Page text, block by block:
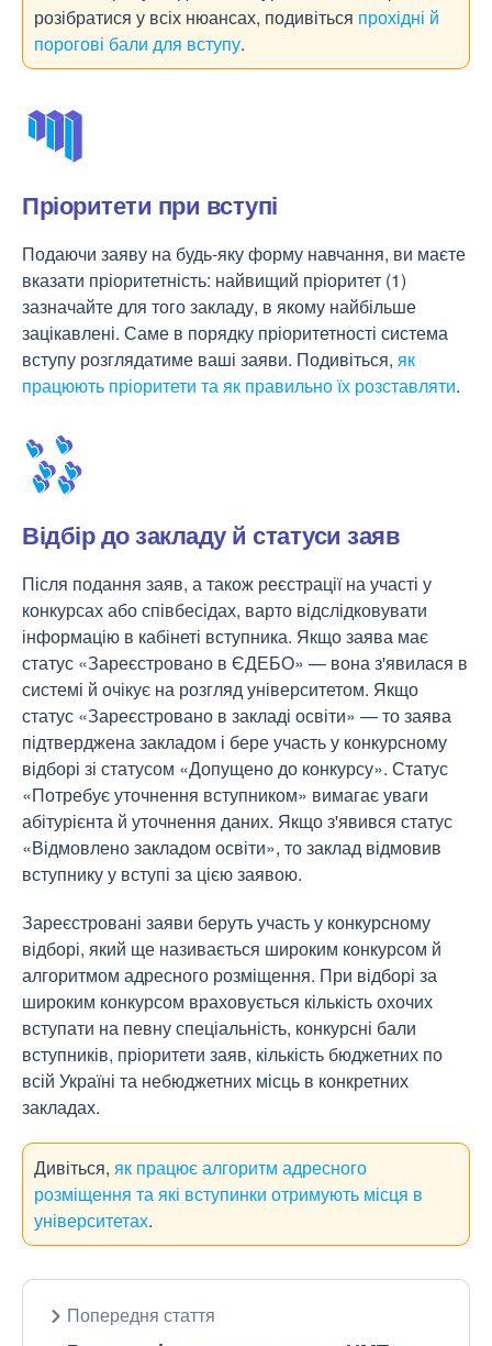
розібратися у всіх нюансах, подивіться прохідні й
порогові бали для вступу.
Пріоритети при вступі
Подаючи заяву на будь-яку форму навчання, ви маєте
вказати пріоритетність: найвищий пріоритет (1)
зазначайте для того закладу, в якому найбільше
зацікавлені. Саме в порядку пріоритетності система
вступу розглядатиме ваші заяви. Подивіться, як
працюють пріоритети та як правильно їх розставляти.
Відбір до закладу й статуси заяв
Після подання заяв, а також реєстрації на участі у
конкурсах або співбесідах, варто відслідковувати
інформацію в кабінеті вступника. Якщо заява має
статус «Зареєстровано в ЄДЕБО» — вона з'явилася в
системі й очікує на розгляд університетом. Якщо
статус «Зареєстровано в закладі освіти» — то заява
підтверджена закладом і бере участь у конкурсному
відборі зі статусом «Допущено до конкурсу». Статус
«Потребує уточнення вступником» вимагає уваги
абітурієнта й уточнення даних. Якщо з'явився статус
«Відмовлено закладом освіти», то заклад відмовив
вступнику у вступі за цією заявою.
Зареєстровані заяви беруть участь у конкурсному
відборі, який ще називається широким конкурсом й
алгоритмом адресного розміщення. При відборі за
широким конкурсом враховується кількість охочих
вступати на певну спеціальність, конкурсні бали
вступників, пріоритети заяв, кількість бюджетних по
всій Україні та небюджетних місць в конкретних
закладах.
Дивіться, як працює алгоритм адресного
розміщення та які вступинки отримують місця в
університетах.
Попередня стаття